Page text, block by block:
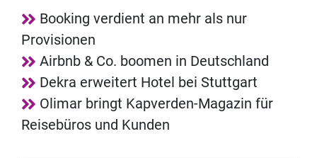
Booking verdient an mehr als nur
Provisionen
Airbnb & Co. boomen in Deutschland
Dekra erweitert Hotel bei Stuttgart
Olimar bringt Kapverden-Magazin für
Reisebüros und Kunden